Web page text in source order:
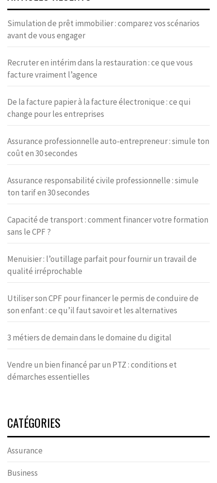
Simulation de prêt immobilier : comparez vos scénarios
avant de vous engager
Recruter en intérim dans la restauration : ce que vous
facture vraiment l’agence
De la facture papier à la facture électronique : ce qui
change pour les entreprises
Assurance professionnelle auto-entrepreneur : simule ton
coût en 30 secondes
Assurance responsabilité civile professionnelle : simule
ton tarif en 30 secondes
Capacité de transport : comment financer votre formation
sans le CPF ?
Menuisier : l’outillage parfait pour fournir un travail de
qualité irréprochable
Utiliser son CPF pour financer le permis de conduire de
son enfant : ce qu’il faut savoir et les alternatives
3 métiers de demain dans le domaine du digital
Vendre un bien financé par un PTZ : conditions et
démarches essentielles
CATÉGORIES
Assurance
Business